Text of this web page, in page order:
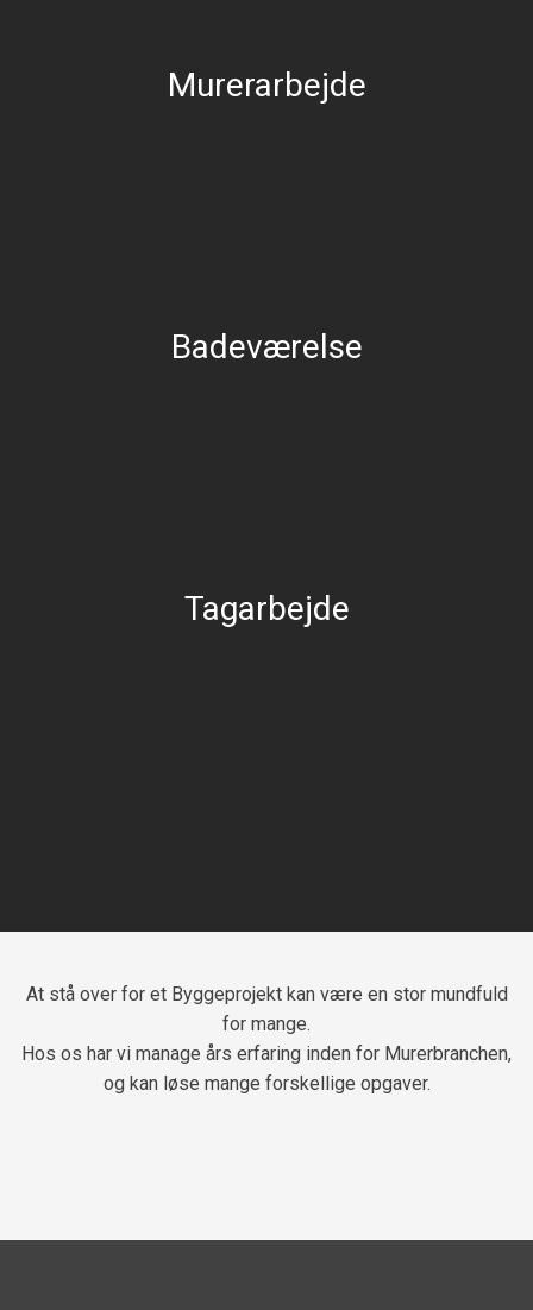
Murerarbejde
Badeværelse
Tagarbejde
​At stå over for et Byggeprojekt kan være en stor mundfuld
for mange.
Hos os har vi manage års erfaring inden for Murerbranchen,
og kan løse mange forskellige opgaver.​